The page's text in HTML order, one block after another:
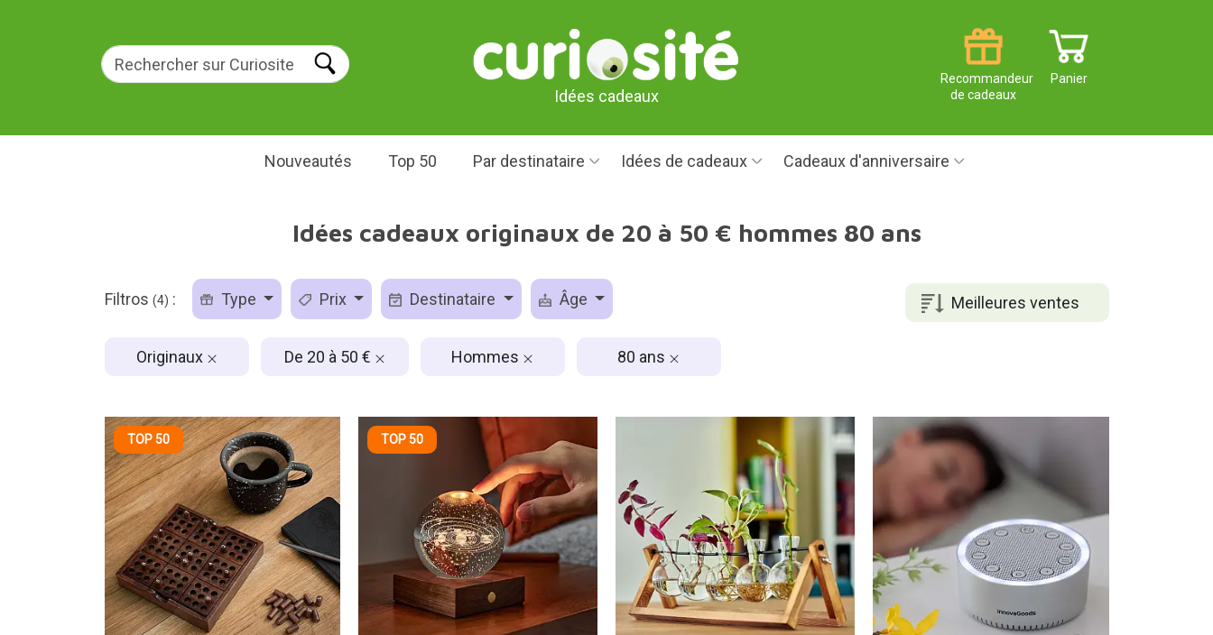
Idées cadeaux
Panier
Recommandeur
de cadeaux
Nouveautés Top 50 Par destinataire Idées de cadeaux Cadeaux d'anniversaire
Idées cadeaux originaux de 20 à 50 € hommes 80 ans
Meilleures ventes
Filtros (4) : Type Prix Destinataire Âge
Originaux De 20 à 50 € Hommes 80 ans
TOP 50 TOP 50